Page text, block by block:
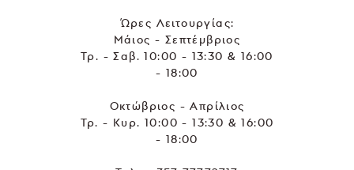
Ώρες Λειτουργίας:
Μάιος - Σεπτέμβριος
Τρ. - Σαβ. 10:00 - 13:30 & 16:00
- 18:00
Οκτώβριος - Απρίλιος
Τρ. - Κυρ. 10:00 - 13:30 & 16:00
- 18:00